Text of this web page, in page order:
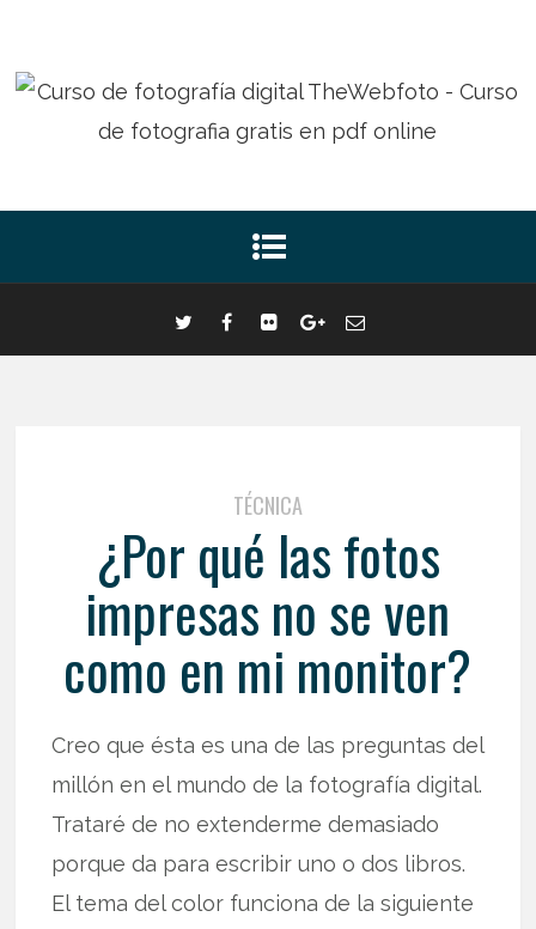
TÉCNICA
¿Por qué las fotos
impresas no se ven
como en mi monitor?
Creo que ésta es una de las preguntas del
millón en el mundo de la fotografía digital.
Trataré de no extenderme demasiado
porque da para escribir uno o dos libros.
El tema del color funciona de la siguiente